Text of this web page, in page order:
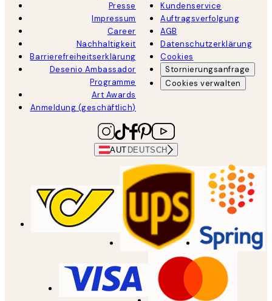
Presse
Impressum
Career
Nachhaltigkeit
Barrierefreiheitserklärung
Desenio Ambassador
Programme
Art Awards
Anmeldung (geschäftlich)
Kundenservice
Auftragsverfolgung
AGB
Datenschutzerklärung
Cookies
Stornierungsanfrage
Cookies verwalten
AUT DEUTSCH